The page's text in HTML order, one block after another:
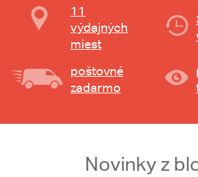
11
výdajných
miest
poštovné
zadarmo
Novinky z